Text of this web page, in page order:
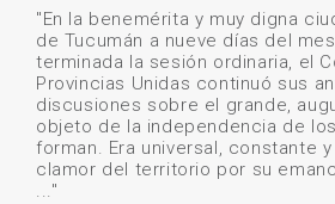
"En la benemérita y muy digna
de Tucumán a nueve días del
terminada la sesión ordinaria, el
Provincias Unidas continuó sus
discusiones sobre el grande,
objeto de la independencia de
forman. Era universal, constante
clamor del territorio por su
..."